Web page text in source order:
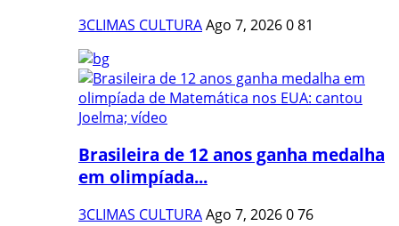
3CLIMAS CULTURAAgo 7, 2026081
Brasileira de 12 anos ganha medalha
em olimpíada...
3CLIMAS CULTURAAgo 7, 2026076